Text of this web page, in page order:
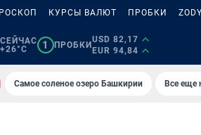
КУРСЫ ВАЛЮТ ПРОБКИ ZODY
СЕЙЧАС
+26°C
1 ПРОБКИ
USD 82,17
EUR 94,84
Самое соленое озеро Башкирии Все еще